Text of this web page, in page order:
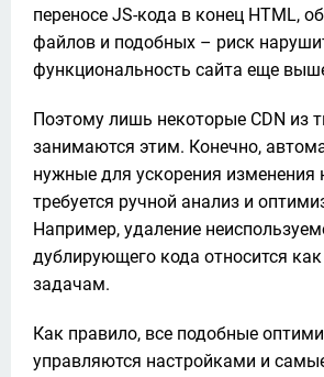
переносе JS-кода в конец HTML,
файлов и подобных – риск
функциональность сайта еще
Поэтому лишь некоторые CDN из
занимаются этим. Конечно,
нужные для ускорения изменения
требуется ручной анализ и
Например, удаление
дублирующего кода относится
задачам.
Как правило, все подобные
управляются настройками и